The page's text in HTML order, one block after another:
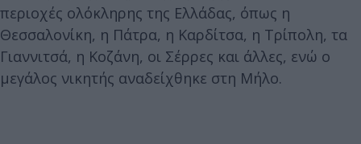
περιοχές ολόκληρης της Ελλάδας, όπως η
Θεσσαλονίκη, η Πάτρα, η Καρδίτσα, η Τρίπολη, τα
Γιαννιτσά, η Κοζάνη, οι Σέρρες και άλλες, ενώ ο
μεγάλος νικητής αναδείχθηκε στη Μήλο.